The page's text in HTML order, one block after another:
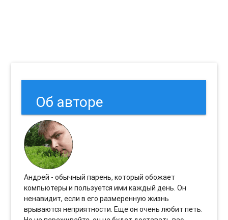
Об авторе
Андрей - обычный парень, который обожает
компьютеры и пользуется ими каждый день. Он
ненавидит, если в его размеренную жизнь
врываются неприятности. Еще он очень любит петь.